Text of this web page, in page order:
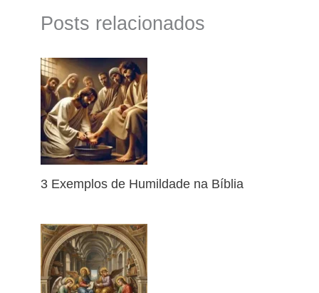
Posts relacionados
3 Exemplos de Humildade na Bíblia